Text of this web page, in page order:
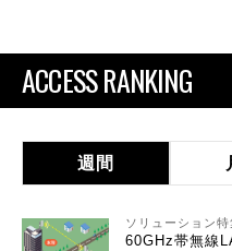
ACCESS RANKING
週間
ソリューション特
60GHz帯無線